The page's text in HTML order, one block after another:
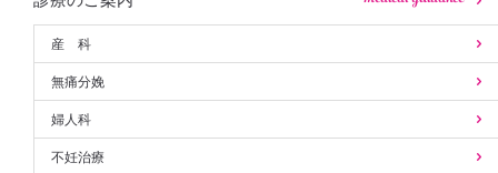
産 科
無痛分娩
婦人科
不妊治療